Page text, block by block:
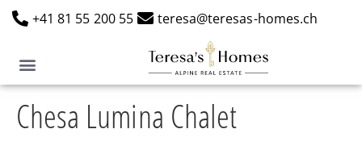
+41 81 55 200 55 teresa@teresas-homes.ch
Chesa Lumina Chalet